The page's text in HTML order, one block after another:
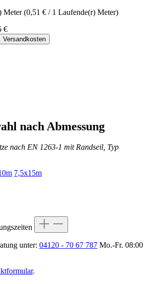
Meter(0,51 € / 1 Laufende(r) Meter)
€
nach Abmessung
nach EN 1263-1 mit Randseil, Typ
7,5x15m
unter: 04120 - 70 67 787 Mo.-Fr. 08:00
.